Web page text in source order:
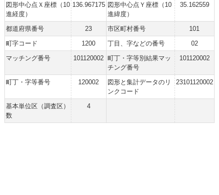
図形中心点Ｘ座標（10
進経度）
136.967175 図形中心点Ｙ座標（10
進緯度）
35.162559
都道府県番号 23 市区町村番号
101
町字コード
1200 丁目、字などの番号
02
マッチング番号
101120002 町丁・字等別結果マッ
チング番号
101120002
町丁・字等番号 120002
図形と集計データのリ
ンクコード
23101120002
基本単位区（調査区）
数
4